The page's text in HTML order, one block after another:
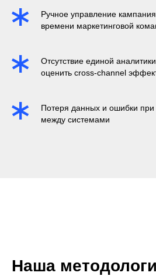
Ручное управление
времени маркетинговой
Отсутствие единой
оценить cross-channel
Потеря данных и ошибки
между системами
Наша